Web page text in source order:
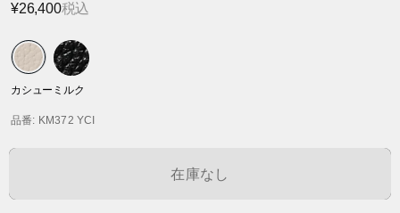
¥26,400税込
カシューミルク
品番: KM372 YCI
在庫なし